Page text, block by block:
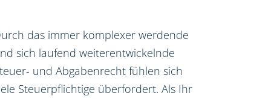
das immer komplexer werdende
sich laufend weiterentwickelnde
und Abgabenrecht fühlen sich
Steuerpflichtige überfordert. Als Ihr